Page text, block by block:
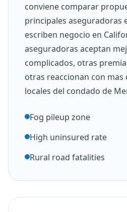
conviene comparar
principales aseguradoras
escriben negocio en
aseguradoras aceptan
complicados, otras
otras reaccionan con mas
locales del condado de
Fog pileup zone
High uninsured rate
Rural road fatalities